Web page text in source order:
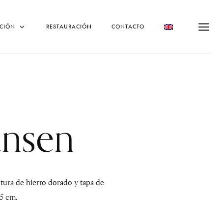
RESTAURACIÓN CONTACTO
de hierro dorado y tapa de
cm.